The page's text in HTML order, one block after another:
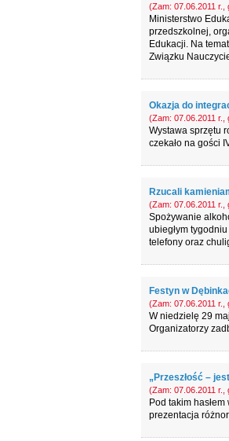
(Zam: 07.06.2011 r.,
Ministerstwo
przedszkolnej,
Edukacji. Na
Związku
Okazja do
(Zam: 07.06.2011 r.,
Wystawa sprzętu
czekało na gości
Rzucali
(Zam: 07.06.2011 r.,
Spożywanie
ubiegłym
telefony oraz
Festyn w
(Zam: 07.06.2011 r.,
W niedzielę 29
Organizatorzy
„Przeszłość –
(Zam: 07.06.2011 r.,
Pod takim
prezentacja